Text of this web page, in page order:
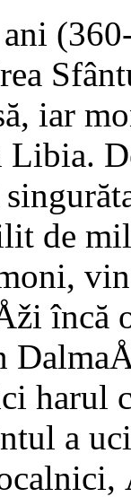
iar
Libia.
de
încă
harul
a